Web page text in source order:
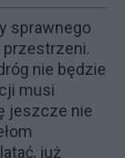
sprawnego
nie będzie
musi
jeszcze nie
już